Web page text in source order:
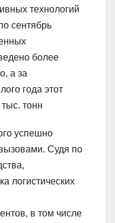
технологий
сентябрь
более
а за
года этот
тонн
успешно
Судя по
логистических
в том числе